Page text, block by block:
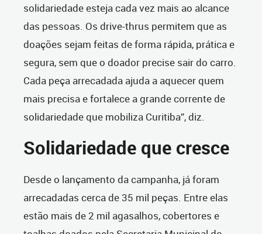
solidariedade esteja cada vez mais ao alcance
das pessoas. Os drive-thrus permitem que as
doações sejam feitas de forma rápida, prática e
segura, sem que o doador precise sair do carro.
Cada peça arrecadada ajuda a aquecer quem
mais precisa e fortalece a grande corrente de
solidariedade que mobiliza Curitiba”, diz.
Solidariedade que cresce
Desde o lançamento da campanha, já foram
arrecadadas cerca de 35 mil peças. Entre elas
estão mais de 2 mil agasalhos, cobertores e